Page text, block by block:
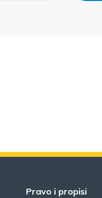
Pravo i propisi